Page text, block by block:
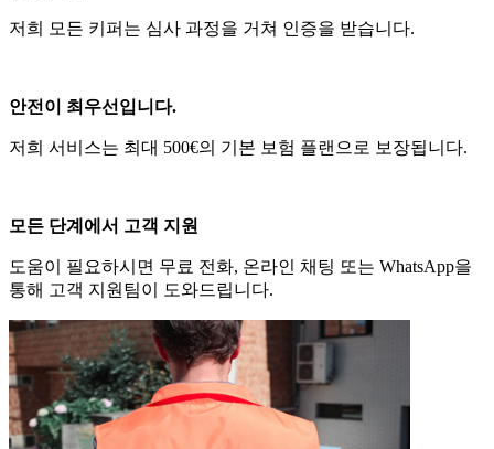
저희 모든 키퍼는 심사 과정을 거쳐 인증을 받습니다.
안전이 최우선입니다.
저희 서비스는 최대 500€의 기본 보험 플랜으로 보장됩니다.
모든 단계에서 고객 지원
도움이 필요하시면 무료 전화, 온라인 채팅 또는 WhatsApp을
통해 고객 지원팀이 도와드립니다.